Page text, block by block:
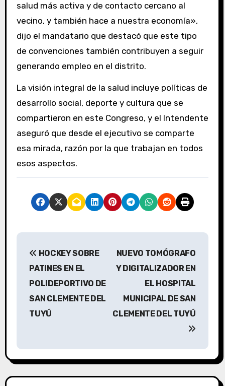
salud más activa y de contacto cercano al
vecino, y también hace a nuestra economía»,
dijo el mandatario que destacó que este tipo
de convenciones también contribuyen a seguir
generando empleo en el distrito.
La visión integral de la salud incluye políticas de
desarrollo social, deporte y cultura que se
compartieron en este Congreso, y el Intendente
aseguró que desde el ejecutivo se comparte
esa mirada, razón por la que trabajan en todos
esos aspectos.
N
a
c
HOCKEY SOBRE
PATINES EN EL
POLIDEPORTIVO DE
SAN CLEMENTE DEL
TUYÚ
NUEVO TOMÓGRAFO
Y DIGITALIZADOR EN
EL HOSPITAL
MUNICIPAL DE SAN
CLEMENTE DEL TUYÚ